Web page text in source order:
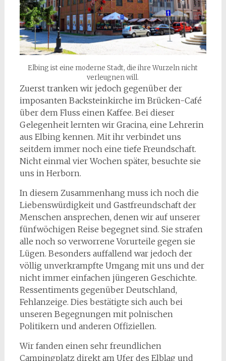
Elbing ist eine moderne Stadt, die ihre Wurzeln nicht
verleugnen will.
Zuerst tranken wir jedoch gegenüber der
imposanten Backsteinkirche im Brücken-Café
über dem Fluss einen Kaffee. Bei dieser
Gelegenheit lernten wir Gracina, eine Lehrerin
aus Elbing kennen. Mit ihr verbindet uns
seitdem immer noch eine tiefe Freundschaft.
Nicht einmal vier Wochen später, besuchte sie
uns in Herborn.
In diesem Zusammenhang muss ich noch die
Liebenswürdigkeit und Gastfreundschaft der
Menschen ansprechen, denen wir auf unserer
fünfwöchigen Reise begegnet sind. Sie strafen
alle noch so verworrene Vorurteile gegen sie
Lügen. Besonders auffallend war jedoch der
völlig unverkrampfte Umgang mit uns und der
nicht immer einfachen jüngeren Geschichte.
Ressentiments gegenüber Deutschland,
Fehlanzeige. Dies bestätigte sich auch bei
unseren Begegnungen mit polnischen
Politikern und anderen Offiziellen.
Wir fanden einen sehr freundlichen
Campingplatz direkt am Ufer des Elbląg und